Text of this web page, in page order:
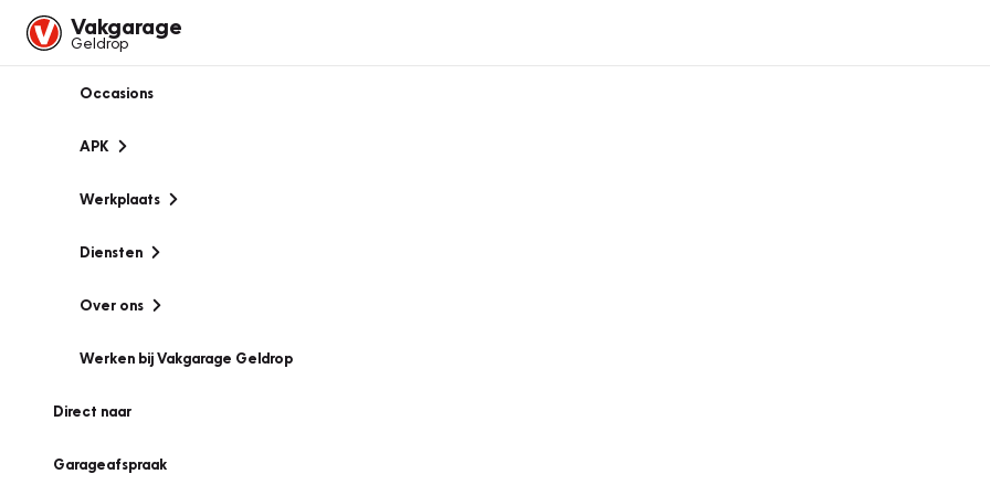
Vakgarage
Geldrop
Occasions
APK
Werkplaats
Diensten
Over ons
Werken bij Vakgarage Geldrop
Direct naar
Garageafspraak